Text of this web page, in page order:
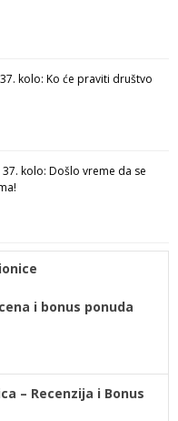
kolo: Ko će praviti društvo
kolo: Došlo vreme da se
i bonus ponuda
– Recenzija i Bonus